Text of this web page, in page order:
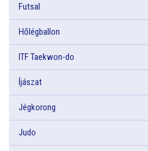
Futsal
Hőlégballon
ITF Taekwon-do
Íjászat
Jégkorong
Judo